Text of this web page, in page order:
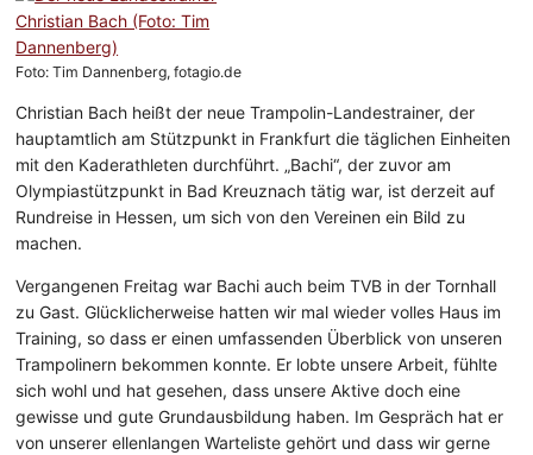
Foto: Tim Dannenberg, fotagio.de
Christian Bach heißt der neue Trampolin-Landestrainer, der
hauptamtlich am Stützpunkt in Frankfurt die täglichen Einheiten
mit den Kaderathleten durchführt. „Bachi“, der zuvor am
Olympiastützpunkt in Bad Kreuznach tätig war, ist derzeit auf
Rundreise in Hessen, um sich von den Vereinen ein Bild zu
machen.
Vergangenen Freitag war Bachi auch beim TVB in der Tornhall
zu Gast. Glücklicherweise hatten wir mal wieder volles Haus im
Training, so dass er einen umfassenden Überblick von unseren
Trampolinern bekommen konnte. Er lobte unsere Arbeit, fühlte
sich wohl und hat gesehen, dass unsere Aktive doch eine
gewisse und gute Grundausbildung haben. Im Gespräch hat er
von unserer ellenlangen Warteliste gehört und dass wir gerne